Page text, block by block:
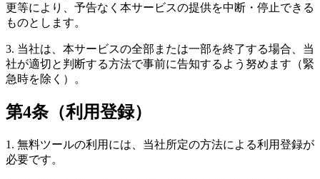
更等により、予告なく本サービスの提供を中断・停止できる
ものとします。
3. 当社は、本サービスの全部または一部を終了する場合、当
社が適切と判断する方法で事前に告知するよう努めます（緊
急時を除く）。
第4条（利用登録）
1. 無料ツールの利用には、当社所定の方法による利用登録が
必要です。